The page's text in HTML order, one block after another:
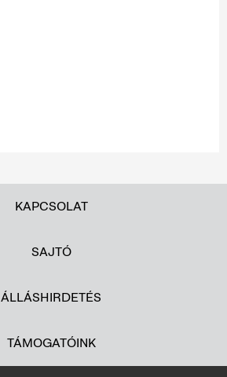
KAPCSOLAT
SAJTÓ
ÁLLÁSHIRDETÉS
TÁMOGATÓINK